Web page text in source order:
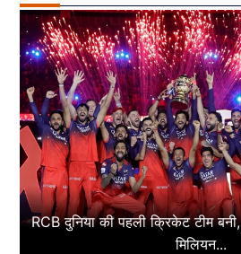
RCB दुनिया की पहली क्रिकेट टीम
मिलियन...